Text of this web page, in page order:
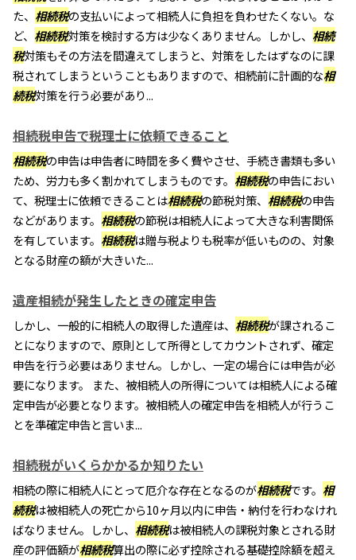
た、 相続税の支払いによって相続人に負担を負わせたくない。な
ど、 相続税対策を検討する方は少なくありません。しかし、 相続
税対策もその方法を間違えてしまうと、対策をしたはずなのに課
税されてしまうということもありますので、相続前に計画的な相
続税対策を行う必要があり...
相続税申告で税理士に依頼できること
相続税の申告は申告者に時間を多く費やさせ、手続き書類も多い
ため、労力も多く割かれてしまうものです。 相続税の申告におい
て、税理士に依頼できることは相続税の節税対策、 相続税の申告
などがあります。 相続税の節税は相続人によって大きな利害関係
を有しています。 相続税は贈与税よりも税率が低いものの、対象
となる財産の額が大きいた...
遺産相続が発生したときの確定申告
しかし、一般的に相続人の取得した遺産は、 相続税が課されるこ
とになりますので、原則として所得としてカウントされず、確定
申告を行う必要はありません。しかし、一定の場合には申告が必
要になります。 また、被相続人の所得については相続人による確
定申告が必要となります。被相続人の確定申告を相続人が行うこ
とを準確定申告と言いま...
相続税がいくらかかるか知りたい
相続の際に相続人にとって厄介な存在となるのが相続税です。 相
続税は被相続人の死亡から10ヶ月以内に申告・納付を行わなけれ
ばなりません。しかし、 相続税は被相続人の課税対象とされる財
産の評価額が相続税算出の際に必ず控除される基礎控除額を超え